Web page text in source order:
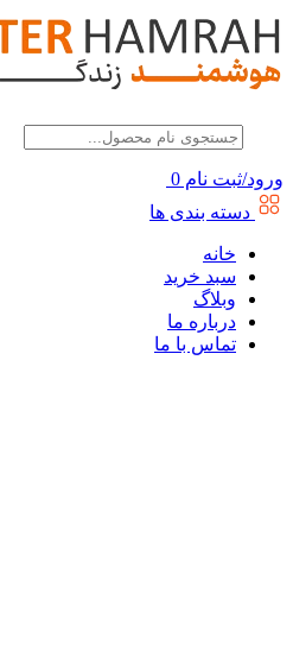
ورود/ثبت نام 0
دسته بندی ها
خانه
سبد خرید
وبلاگ
درباره ما
تماس با ما